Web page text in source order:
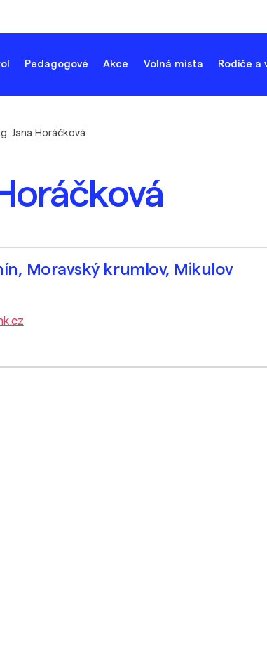
Pedagogové Akce Volná místa Rodiče a
Jana Horáčková
Moravský krumlov, Mikulov